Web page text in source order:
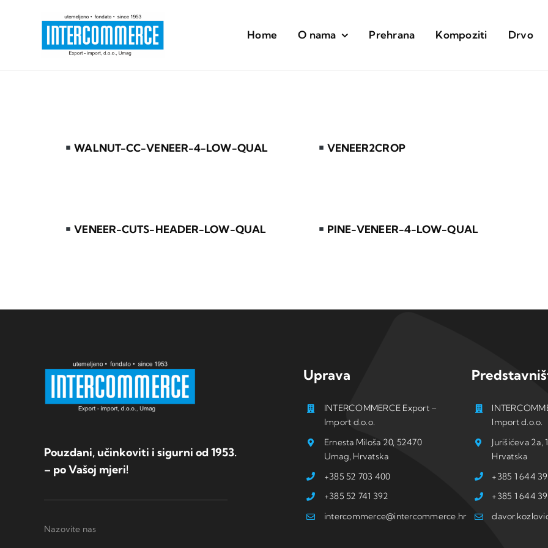
Home O nama Prehrana Kompoziti Drvo
WALNUT-CC-VENEER-4-LOW-QUAL VENEER2CROP
VENEER-CUTS-HEADER-LOW-QUAL PINE-VENEER-4-LOW-QUAL
Pouzdani, učinkoviti i sigurni od 1953.
– po Vašoj mjeri!
Nazovite nas
Uprava
INTERCOMMERCE Export –
Import d.o.o.
Ernesta Miloša 20, 52470
Umag, Hrvatska
+385 52 703 400
+385 52 741 392
intercommerce@intercommerce.hr
Import d.o.o.
Jurišićeva 2a,
Hrvatska
+385 1 644
+385 1 644